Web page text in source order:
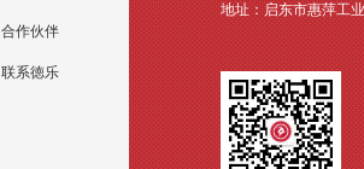
合作伙伴
联系徳乐
地址：启东市惠萍工